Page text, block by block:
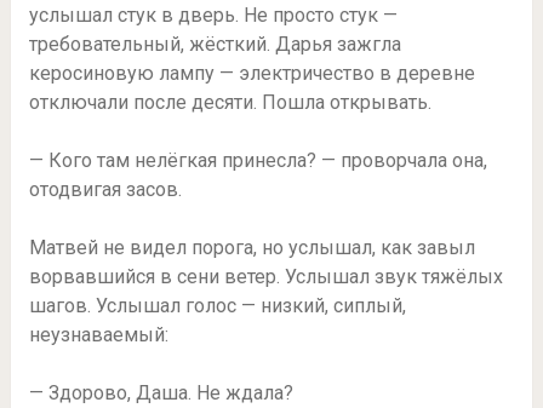
услышал стук в дверь. Не просто стук —
требовательный, жёсткий. Дарья зажгла
керосиновую лампу — электричество в деревне
отключали после десяти. Пошла открывать.
— Кого там нелёгкая принесла? — проворчала она,
отодвигая засов.
Матвей не видел порога, но услышал, как завыл
ворвавшийся в сени ветер. Услышал звук тяжёлых
шагов. Услышал голос — низкий, сиплый,
неузнаваемый:
— Здорово, Даша. Не ждала?